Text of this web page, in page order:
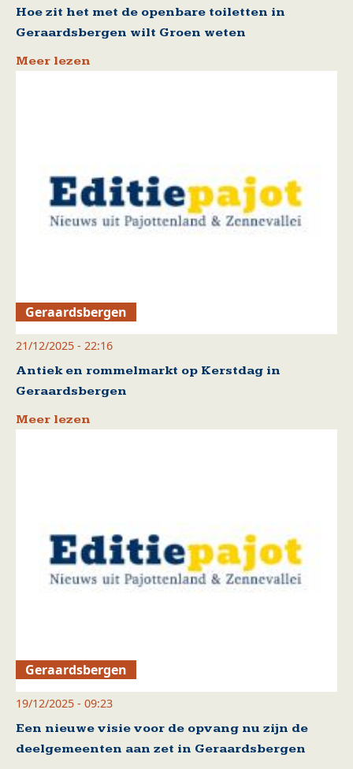
Hoe zit het met de openbare toiletten in
Geraardsbergen wilt Groen weten
Meer lezen
Geraardsbergen
21/12/2025 - 22:16
Antiek en rommelmarkt op Kerstdag in
Geraardsbergen
Meer lezen
Geraardsbergen
19/12/2025 - 09:23
Een nieuwe visie voor de opvang nu zijn de
deelgemeenten aan zet in Geraardsbergen